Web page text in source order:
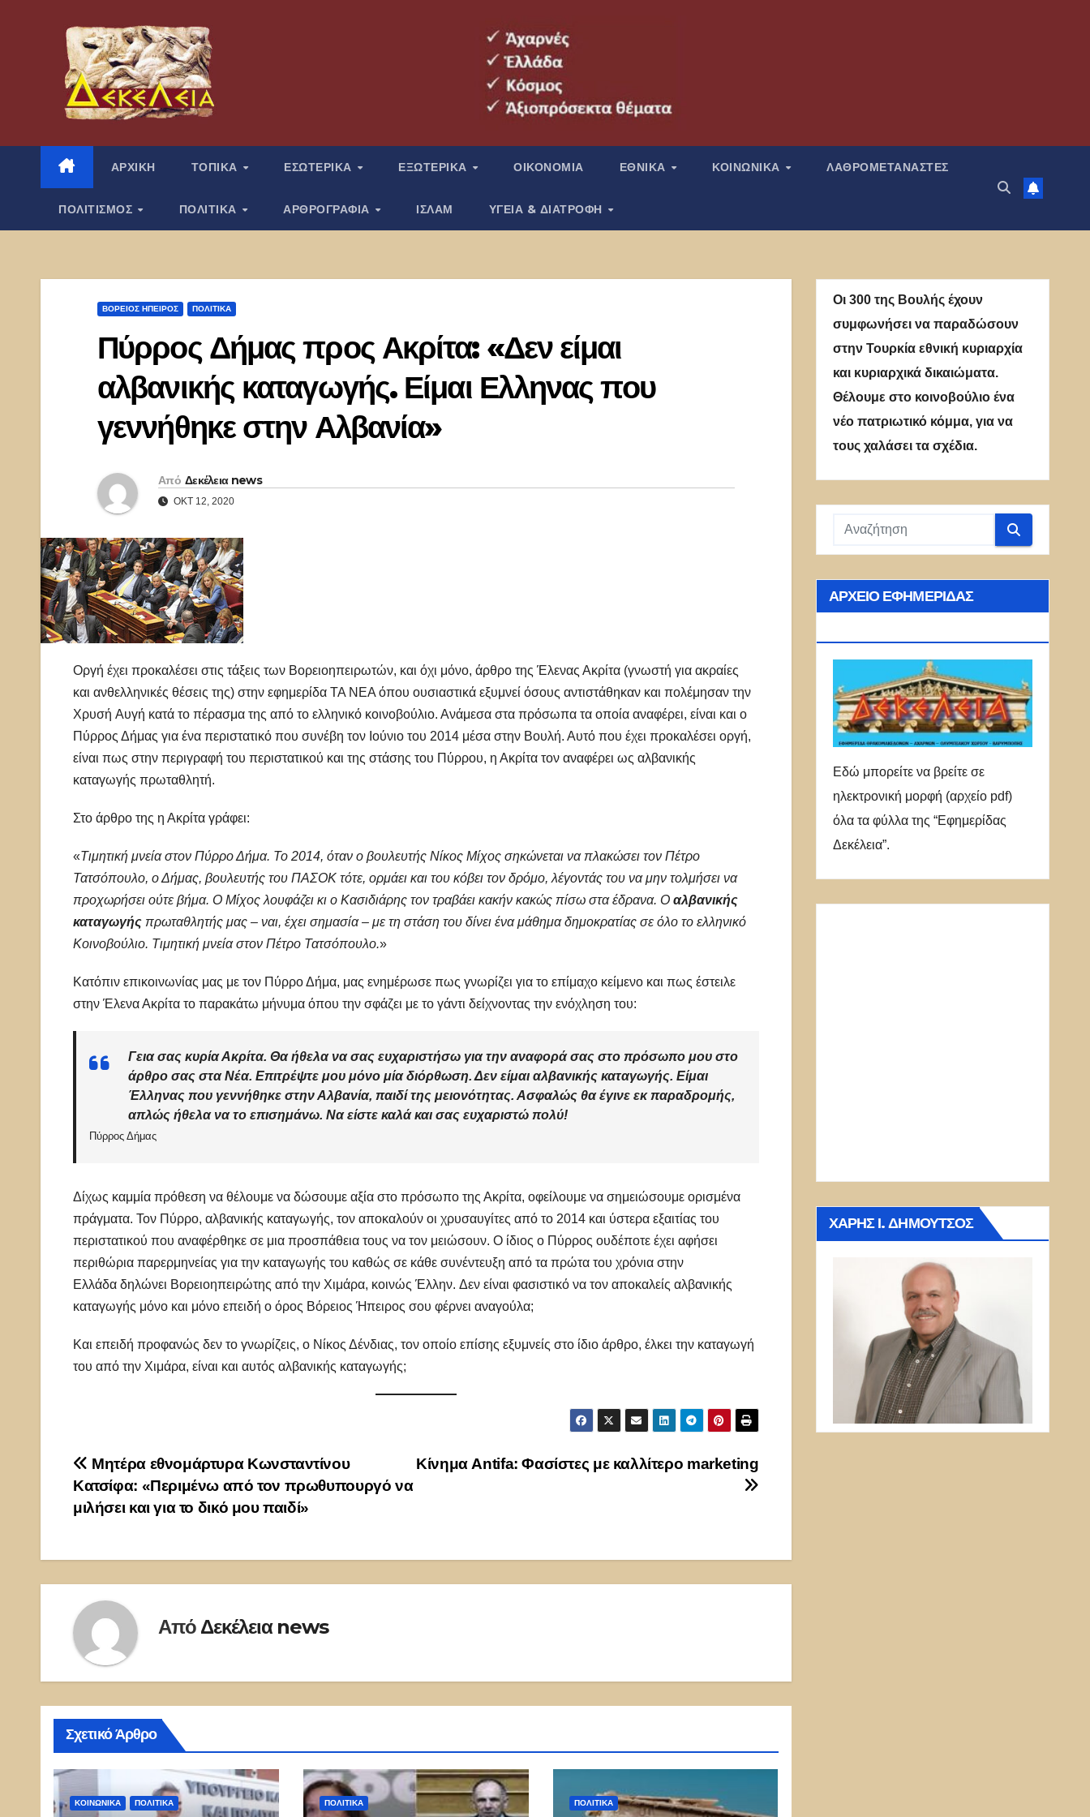
περιεχόμενο
ΑΡΧΙΚΗ ΤΟΠΙΚΑ ΕΣΩΤΕΡΙΚΑ ΕΞΩΤΕΡΙΚΑ ΟΙΚΟΝΟΜΙΑ ΕΘΝΙΚΑ ΚΟΙΝΩΝΙΚΑ ΛΑΘΡΟΜΕΤΑΝΑΣΤΕΣ
ΠΟΛΙΤΙΣΜΟΣ ΠΟΛΙΤΙΚΑ ΑΡΘΡΟΓΡΑΦΙΑ ΙΣΛΑΜ ΥΓΕΙΑ & ΔΙΑΤΡΟΦΗ
ΒΌΡΕΙΟΣ ΉΠΕΙΡΟΣ ΠΟΛΙΤΙΚΑ
Πύρρος Δήμας προς Ακρίτα: «Δεν είμαι
αλβανικής καταγωγής. Είμαι Ελληνας που
γεννήθηκε στην Αλβανία»
Από Δεκέλεια news
ΟΚΤ 12, 2020
Οργή έχει προκαλέσει στις τάξεις των Βορειοηπειρωτών, και όχι μόνο, άρθρο της Έλενας Ακρίτα (γνωστή για ακραίες
και ανθελληνικές θέσεις της) στην εφημερίδα ΤΑ ΝΕΑ όπου ουσιαστικά εξυμνεί όσους αντιστάθηκαν και πολέμησαν την
Χρυσή Αυγή κατά το πέρασμα της από το ελληνικό κοινοβούλιο. Ανάμεσα στα πρόσωπα τα οποία αναφέρει, είναι και ο
Πύρρος Δήμας για ένα περιστατικό που συνέβη τον Ιούνιο του 2014 μέσα στην Βουλή. Αυτό που έχει προκαλέσει οργή,
είναι πως στην περιγραφή του περιστατικού και της στάσης του Πύρρου, η Ακρίτα τον αναφέρει ως αλβανικής
καταγωγής πρωταθλητή.
Στο άρθρο της η Ακρίτα γράφει:
«Τιμητική μνεία στον Πύρρο Δήμα. Το 2014, όταν ο βουλευτής Νίκος Μίχος σηκώνεται να πλακώσει τον Πέτρο
Τατσόπουλο, ο Δήμας, βουλευτής του ΠΑΣΟΚ τότε, ορμάει και του κόβει τον δρόμο, λέγοντάς του να μην τολμήσει να
προχωρήσει ούτε βήμα. Ο Μίχος λουφάζει κι ο Κασιδιάρης τον τραβάει κακήν κακώς πίσω στα έδρανα. Ο αλβανικής
καταγωγής πρωταθλητής μας – ναι, έχει σημασία – με τη στάση του δίνει ένα μάθημα δημοκρατίας σε όλο το ελληνικό
Κοινοβούλιο. Τιμητική μνεία στον Πέτρο Τατσόπουλο.»
Κατόπιν επικοινωνίας μας με τον Πύρρο Δήμα, μας ενημέρωσε πως γνωρίζει για το επίμαχο κείμενο και πως έστειλε
στην Έλενα Ακρίτα το παρακάτω μήνυμα όπου την σφάζει με το γάντι δείχνοντας την ενόχληση του:
Γεια σας κυρία Ακρίτα. Θα ήθελα να σας ευχαριστήσω για την αναφορά σας στο πρόσωπο μου στο
άρθρο σας στα Νέα. Επιτρέψτε μου μόνο μία διόρθωση. Δεν είμαι αλβανικής καταγωγής. Είμαι
Έλληνας που γεννήθηκε στην Αλβανία, παιδί της μειονότητας. Ασφαλώς θα έγινε εκ παραδρομής,
απλώς ήθελα να το επισημάνω. Να είστε καλά και σας ευχαριστώ πολύ!
Πύρρος Δήμας
Δίχως καμμία πρόθεση να θέλουμε να δώσουμε αξία στο πρόσωπο της Ακρίτα, οφείλουμε να σημειώσουμε ορισμένα
πράγματα. Τον Πύρρο, αλβανικής καταγωγής, τον αποκαλούν οι χρυσαυγίτες από το 2014 και ύστερα εξαιτίας του
περιστατικού που αναφέρθηκε σε μια προσπάθεια τους να τον μειώσουν. Ο ίδιος ο Πύρρος ουδέποτε έχει αφήσει
περιθώρια παρερμηνείας για την καταγωγής του καθώς σε κάθε συνέντευξη από τα πρώτα του χρόνια στην
Ελλάδα δηλώνει Βορειοηπειρώτης από την Χιμάρα, κοινώς Έλλην. Δεν είναι φασιστικό να τον αποκαλείς αλβανικής
καταγωγής μόνο και μόνο επειδή ο όρος Βόρειος Ήπειρος σου φέρνει αναγούλα;
Και επειδή προφανώς δεν το γνωρίζεις, ο Νίκος Δένδιας, τον οποίο επίσης εξυμνείς στο ίδιο άρθρο, έλκει την καταγωγή
του από την Χιμάρα, είναι και αυτός αλβανικής καταγωγής;
Πλοήγηση
άρθρων
Κίνημα Antifa: Φασίστες με καλλίτερο marketing
Μητέρα εθνομάρτυρα Κωνσταντίνου
Κατσίφα: «Περιμένω από τον πρωθυπουργό να
μιλήσει και για το δικό μου παιδί»
Από Δεκέλεια news
Σχετικό Άρθρο
ΚΟΙΝΩΝΙΚΑ ΠΟΛΙΤΙΚΑ ΠΟΛΙΤΙΚΑ ΠΟΛΙΤΙΚΑ
Οι 300 της Βουλής έχουν
συμφωνήσει να παραδώσουν
στην Τουρκία εθνική κυριαρχία
και κυριαρχικά δικαιώματα.
Θέλουμε στο κοινοβούλιο ένα
νέο πατριωτικό κόμμα, για να
τους χαλάσει τα σχέδια.
ΑΡΧΕΊΟ ΕΦΗΜΕΡΊΔΑΣ
Εδώ μπορείτε να βρείτε σε
ηλεκτρονική μορφή (αρχείο pdf)
όλα τα φύλλα της “Εφημερίδας
Δεκέλεια”.
ΧΆΡΗΣ Ι. ΔΗΜΟΎΤΣΟΣ